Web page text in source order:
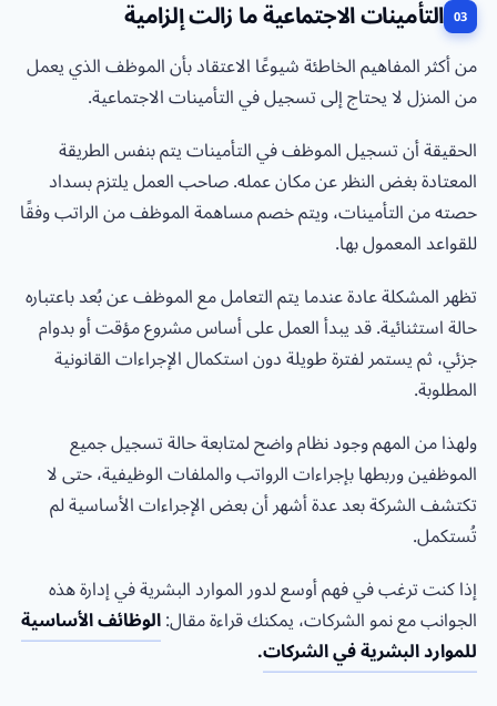
التأمينات الاجتماعية ما زالت إلزامية
من أكثر المفاهيم الخاطئة شيوعًا الاعتقاد بأن الموظف الذي يعمل
من المنزل لا يحتاج إلى تسجيل في التأمينات الاجتماعية.
الحقيقة أن تسجيل الموظف في التأمينات يتم بنفس الطريقة
المعتادة بغض النظر عن مكان عمله. صاحب العمل يلتزم بسداد
حصته من التأمينات، ويتم خصم مساهمة الموظف من الراتب وفقًا
للقواعد المعمول بها.
تظهر المشكلة عادة عندما يتم التعامل مع الموظف عن بُعد باعتباره
حالة استثنائية. قد يبدأ العمل على أساس مشروع مؤقت أو بدوام
جزئي، ثم يستمر لفترة طويلة دون استكمال الإجراءات القانونية
المطلوبة.
ولهذا من المهم وجود نظام واضح لمتابعة حالة تسجيل جميع
الموظفين وربطها بإجراءات الرواتب والملفات الوظيفية، حتى لا
تكتشف الشركة بعد عدة أشهر أن بعض الإجراءات الأساسية لم
تُستكمل.
إذا كنت ترغب في فهم أوسع لدور الموارد البشرية في إدارة هذه
الجوانب مع نمو الشركات، يمكنك قراءة مقال:الوظائف الأساسية
للموارد البشرية في الشركات.